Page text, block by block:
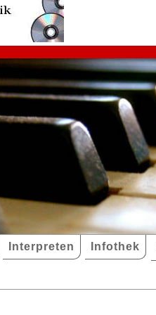
Interpreten Infothek